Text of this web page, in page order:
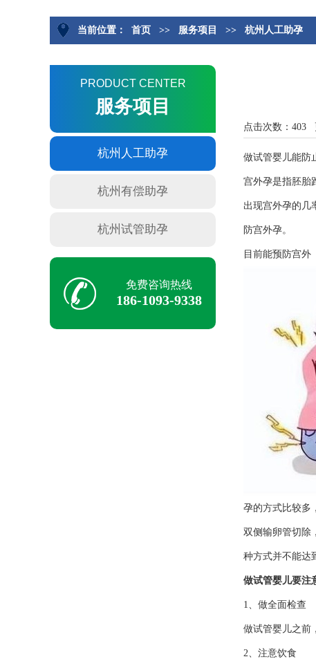
当前位置： 首页 >> 服务项目 >> 杭州人工助孕
PRODUCT CENTER
服务项目
杭州人工助孕
杭州有偿助孕
杭州试管助孕
免费咨询热线
186-1093-9338
点击次数：403
做试管婴儿能防
宫外孕是指胚胎
出现宫外孕的几
防宫外孕。
目前能预防宫外
孕的方式比较多
双侧输卵管切除
种方式并不能达
做试管婴儿要注
1、做全面检查
做试管婴儿之前
2、注意饮食